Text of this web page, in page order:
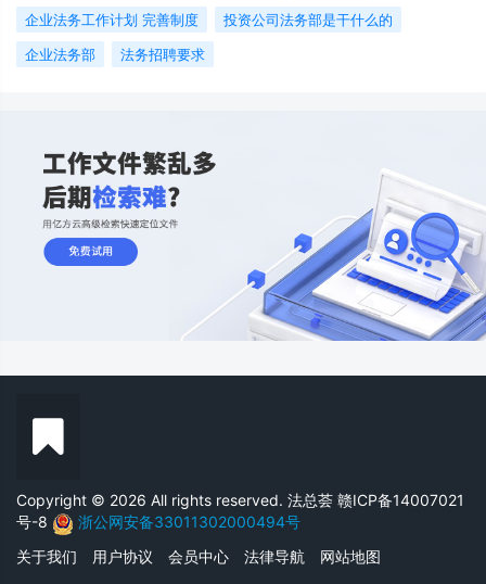
企业法务工作计划 完善制度
投资公司法务部是干什么的
企业法务部
法务招聘要求
Copyright © 2026 All rights reserved. 法总荟 赣ICP备14007021
号-8
浙公网安备33011302000494号
关于我们
用户协议 会员中心 法律导航 网站地图